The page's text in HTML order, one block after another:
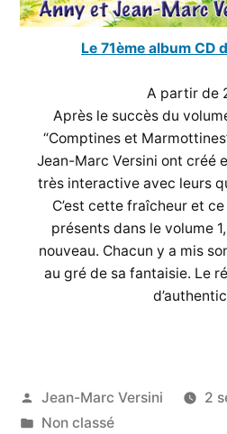
Le 71ème album CD
A partir de
Après le succès du
“Comptines et
Jean-Marc Versini ont créé
très interactive avec leurs
C’est cette fraîcheur et
présents dans le volume
nouveau. Chacun y a mis
au gré de sa fantaisie. Le
Jean-Marc Versini
2
Non classé